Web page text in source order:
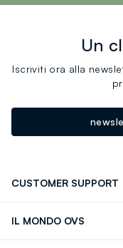
Un
Iscriviti ora alla
CUSTOMER SUPPORT
IL MONDO OVS